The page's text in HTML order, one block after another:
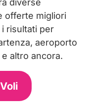
diverse
offerte migliori
risultati per
aeroporto
altro ancora.